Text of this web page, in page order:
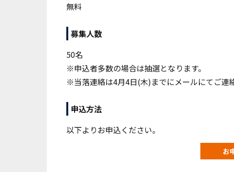
無料
募集人数
50名
※申込者多数の場合は抽選となります。
※当落連絡は4月4日(木)までにメールにてご連
申込方法
以下よりお申込ください。
お